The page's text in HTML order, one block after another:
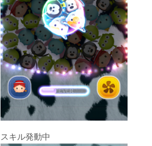
スキル発動中